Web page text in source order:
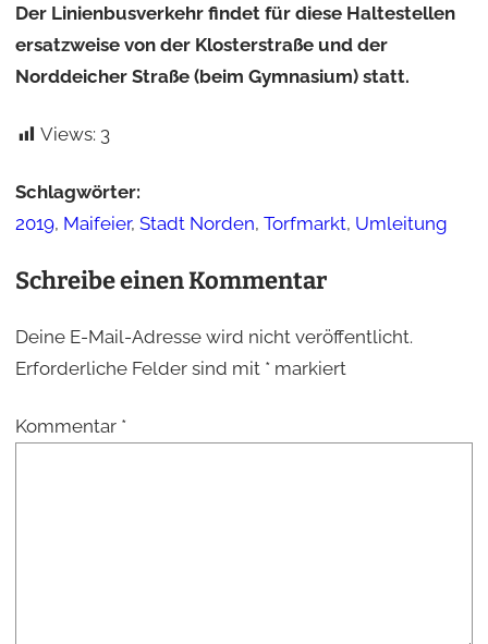
Der Linienbusverkehr findet für diese Haltestellen
ersatzweise von der Klosterstraße und der
Norddeicher Straße (beim Gymnasium) statt.
Views: 3
Schlagwörter:
2019, Maifeier, Stadt Norden, Torfmarkt, Umleitung
Schreibe einen Kommentar
Deine E-Mail-Adresse wird nicht veröffentlicht.
Erforderliche Felder sind mit *markiert
Kommentar *